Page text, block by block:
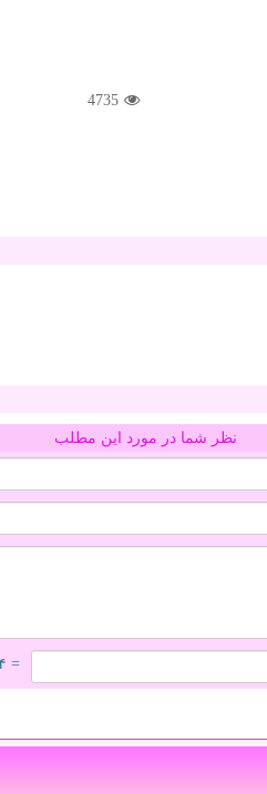
4735
نظر شما در مورد این مطلب
= ۴ بعلاوه ۳